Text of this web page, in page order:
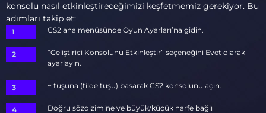
konsolu nasıl etkinleştireceğimizi keşfetmemiz gerekiyor. Bu
adımları takip et:
CS2 ana menüsünde Oyun Ayarları’na gidin.
“Geliştirici Konsolunu Etkinleştir” seçeneğini Evet olarak
ayarlayın.
~ tuşuna (tilde tuşu) basarak CS2 konsolunu açın.
Doğru sözdizimine ve büyük/küçük harfe bağlı